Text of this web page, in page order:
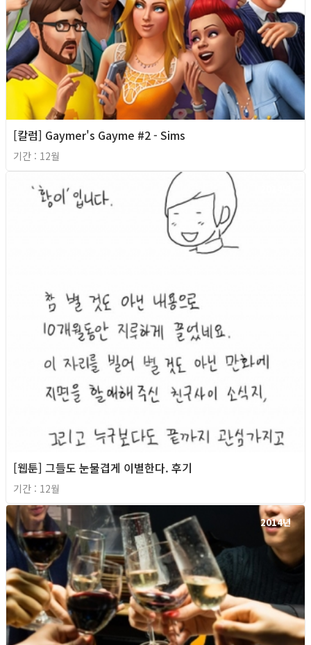
[칼럼] Gaymer's Gayme #2 - Sims
기간 : 12월
[웹툰] 그들도 눈물겹게 이별한다. 후기
기간 : 12월
2014년